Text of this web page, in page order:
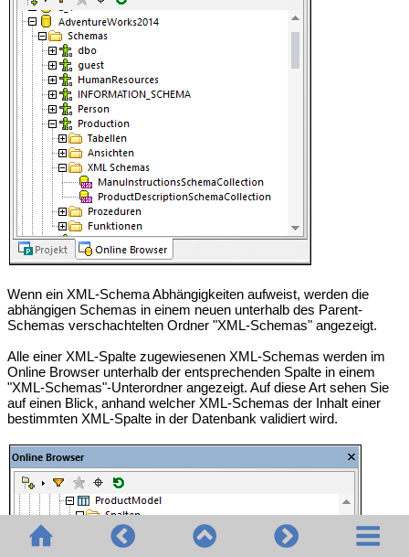
Wenn ein XML-Schema Abhängigkeiten aufweist, werden die
abhängigen Schemas in einem neuen unterhalb des Parent-
Schemas verschachtelten Ordner "XML-Schemas" angezeigt.
Alle einer XML-Spalte zugewiesenen XML-Schemas werden im
Online Browser unterhalb der entsprechenden Spalte in einem
"XML-Schemas"-Unterordner angezeigt. Auf diese Art sehen Sie
auf einen Blick, anhand welcher XML-Schemas der Inhalt einer
bestimmten XML-Spalte in der Datenbank validiert wird.